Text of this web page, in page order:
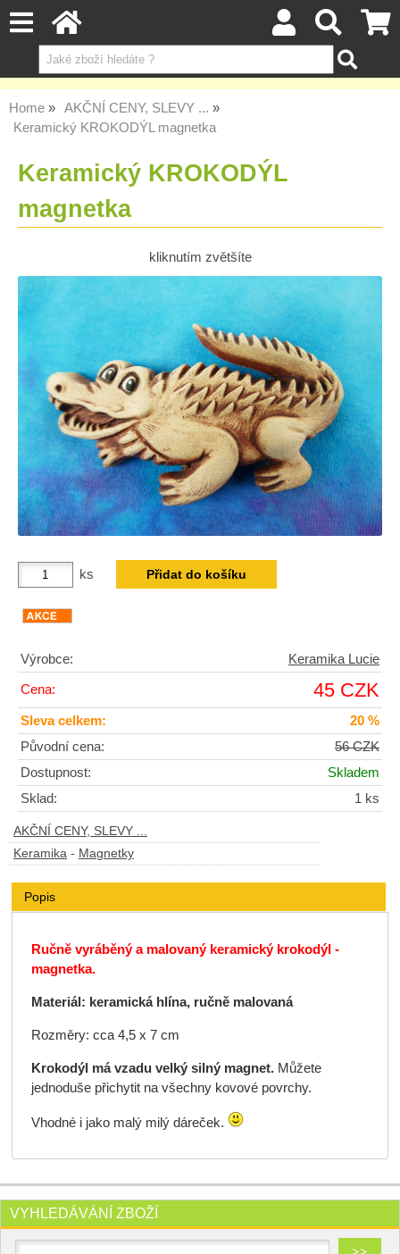
Home
AKČNÍ CENY, SLEVY ...
Keramický KROKODÝL magnetka
Keramický KROKODÝL
magnetka
kliknutím zvětšíte
ks
Výrobce: Keramika Lucie
Cena: 45 CZK
Sleva celkem:
20 %
Původní cena:
56 CZK
Dostupnost:
Skladem
Sklad:
1 ks
AKČNÍ CENY, SLEVY ...
Keramika - Magnetky
Popis
Ručně vyráběný a malovaný keramický krokodýl -
magnetka.
Materiál: keramická hlína, ručně malovaná
Rozměry: cca 4,5 x 7 cm
Krokodýl má vzadu velký silný magnet.Můžete
jednoduše přichytit na všechny kovové povrchy.
Vhodné i jako malý milý dáreček.
VYHLEDÁVÁNÍ ZBOŽÍ